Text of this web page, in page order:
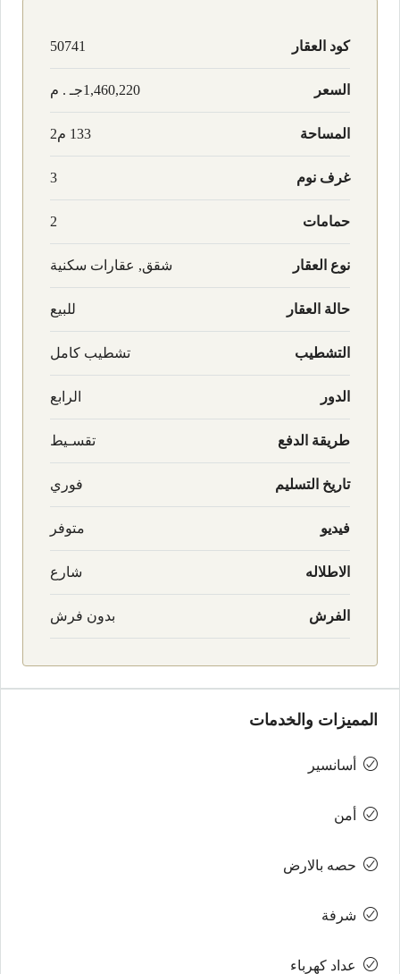
كود العقار 50741
السعر 1,460,220جـ . م
المساحة 133 م2
غرف نوم 3
حمامات 2
نوع العقار شقق, عقارات سكنية
حالة العقار للبيع
التشطيب تشطيب كامل
الدور الرابع
طريقة الدفع تقسـيط
تاريخ التسليم فوري
فيديو متوفر
الاطلاله شارع
الفرش بدون فرش
المميزات والخدمات
أسانسير
أمن
حصه بالارض
شرفة
عداد كهرباء